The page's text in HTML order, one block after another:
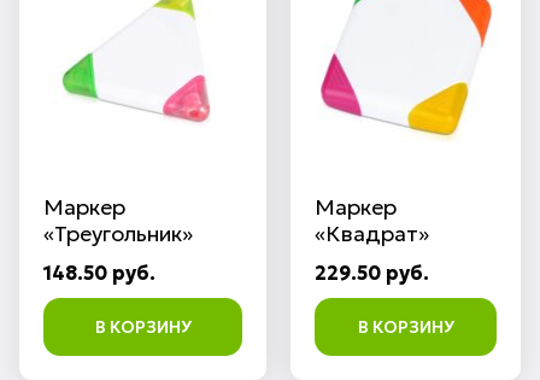
Маркер
«Треугольник»
148.50 руб.
В КОРЗИНУ
Маркер
«Квадрат»
229.50 руб.
В КОРЗИНУ